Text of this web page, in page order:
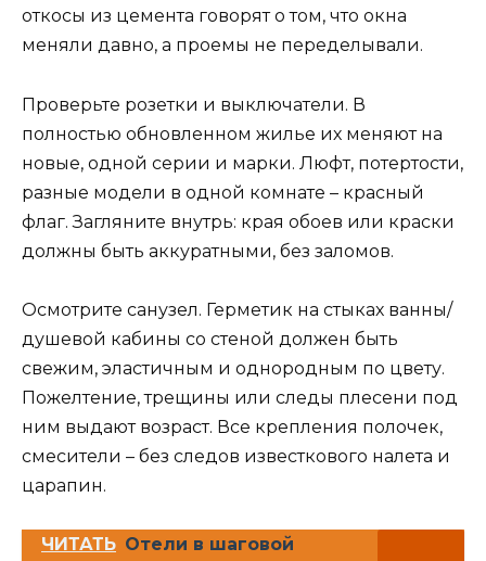
откосы из цемента говорят о том, что окна
меняли давно, а проемы не переделывали.
Проверьте розетки и выключатели. В
полностью обновленном жилье их меняют на
новые, одной серии и марки. Люфт, потертости,
разные модели в одной комнате – красный
флаг. Загляните внутрь: края обоев или краски
должны быть аккуратными, без заломов.
Осмотрите санузел. Герметик на стыках ванны/
душевой кабины со стеной должен быть
свежим, эластичным и однородным по цвету.
Пожелтение, трещины или следы плесени под
ним выдают возраст. Все крепления полочек,
смесители – без следов известкового налета и
царапин.
ЧИТАТЬ Отели в шаговой